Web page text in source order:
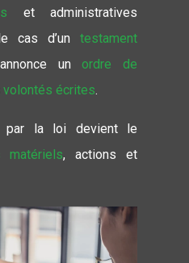
et administratives
cas d’untestament
unordre de
volontés écrites.
par la loi devient le
matériels, actions et